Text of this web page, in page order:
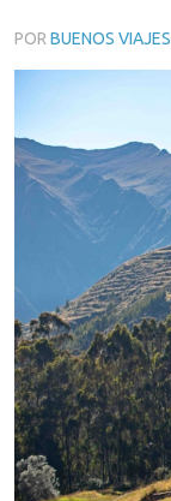
POR BUENOS VIAJES